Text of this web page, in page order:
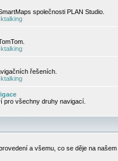
společnosti PLAN Studio.
řešeních.
pro všechny druhy navigací.
a všemu, co se děje na našem